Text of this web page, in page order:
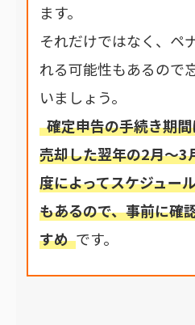
ます。
それだけではなく、ペ
れる可能性もあるので
いましょう。
確定申告の手続き期
売却した翌年の2月～3
度によってスケジュー
もあるので、事前に確
すめ です。